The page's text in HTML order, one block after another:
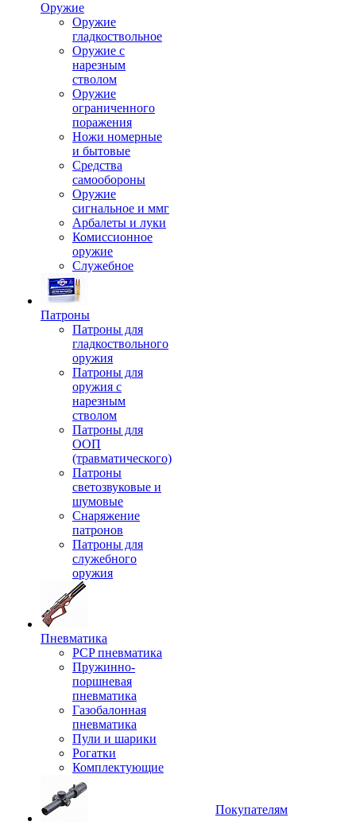
Оружие
Оружие
гладкоствольное
Оружие с
нарезным
стволом
Оружие
ограниченного
поражения
Ножи номерные
и бытовые
Средства
самообороны
Оружие
сигнальное и ммг
Арбалеты и луки
Комиссионное
оружие
Служебное
Патроны
Патроны для
гладкоствольного
оружия
Патроны для
оружия с
нарезным
стволом
Патроны для
ООП
(травматического)
Патроны
светозвуковые и
шумовые
Снаряжение
патронов
Патроны для
служебного
оружия
Пневматика
PCP пневматика
Пружинно-
поршневая
пневматика
Газобалонная
пневматика
Пули и шарики
Рогатки
Комплектующие
Покупателям